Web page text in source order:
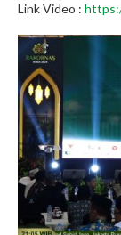
Link Video :